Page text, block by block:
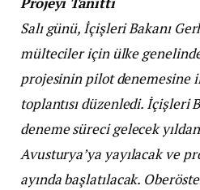
Salı günü, İçişleri Bakanı
mülteciler için ülke
projesinin pilot denemesine
toplantısı düzenledi. İçişleri
deneme süreci gelecek
Avusturya’ya yayılacak ve
ayında başlatılacak.